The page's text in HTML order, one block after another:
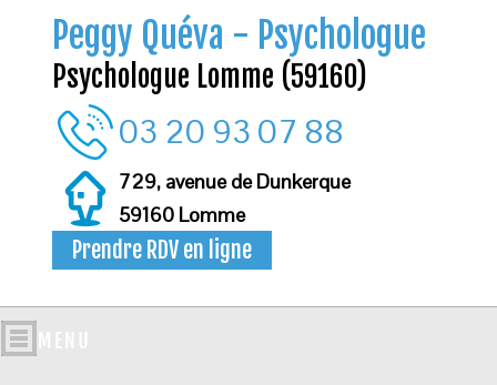
Peggy Quéva - Psychologue
Psychologue Lomme (59160)
03 20 93 07 88
729, avenue de Dunkerque
59160 Lomme
Prendre RDV en ligne